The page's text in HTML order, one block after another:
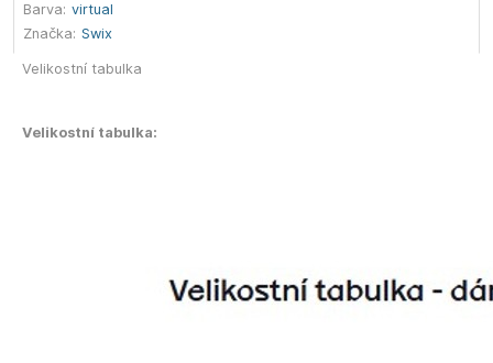
Barva: virtual
Značka: Swix
Velikostní tabulka
Velikostní tabulka: